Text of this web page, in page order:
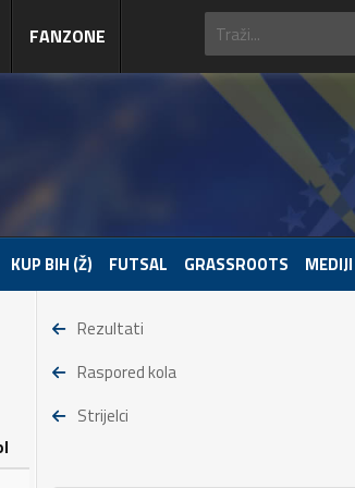
FANZONE
KUP BIH (Ž) FUTSAL GRASSROOTS MEDIJI
Rezultati
Raspored kola
Strijelci